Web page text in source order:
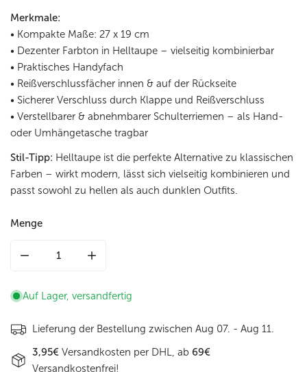
Merkmale:
• Kompakte Maße: 27 x 19 cm
• Dezenter Farbton in Helltaupe – vielseitig kombinierbar
• Praktisches Handyfach
• Reißverschlussfächer innen & auf der Rückseite
• Sicherer Verschluss durch Klappe und Reißverschluss
• Verstellbarer & abnehmbarer Schulterriemen – als Hand-
oder Umhängetasche tragbar
Stil-Tipp: Helltaupe ist die perfekte Alternative zu klassischen
Farben – wirkt modern, lässt sich vielseitig kombinieren und
passt sowohl zu hellen als auch dunklen Outfits.
Menge
Auf Lager, versandfertig
Lieferung der Bestellung zwischen Aug 07. - Aug 11.
3,95€ Versandkosten per DHL, ab 69€
Versandkostenfrei!